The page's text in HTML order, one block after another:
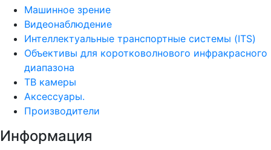
Машинное зрение
Видеонаблюдение
Интеллектуальные транспортные системы (ITS)
Объективы для коротковолнового инфракрасного
диапазона
ТВ камеры
Аксессуары.
Производители
Информация